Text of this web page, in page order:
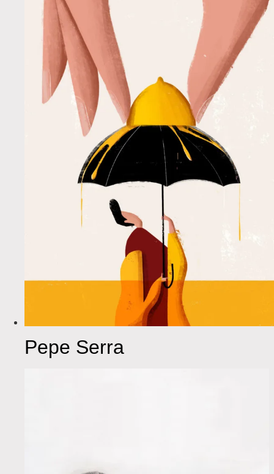
Pepe Serra